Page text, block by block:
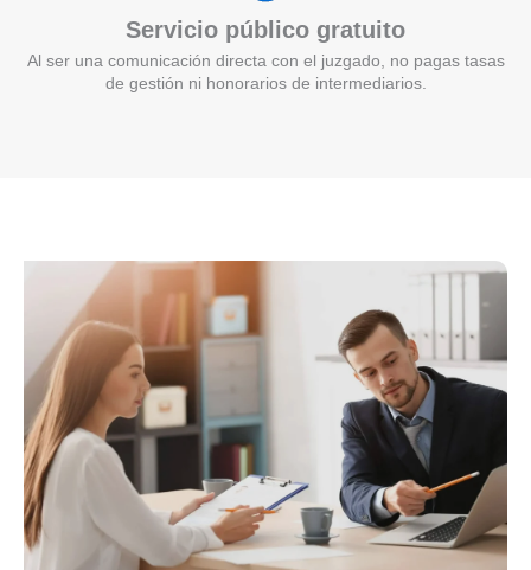
Servicio público gratuito
Al ser una comunicación directa con el juzgado, no pagas tasas
de gestión ni honorarios de intermediarios.